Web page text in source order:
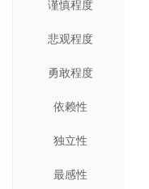
谨慎程度
悲观程度
勇敢程度
依赖性
独立性
最感性